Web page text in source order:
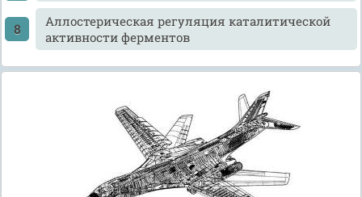
Аллостерическая регуляция каталитической
активности ферментов